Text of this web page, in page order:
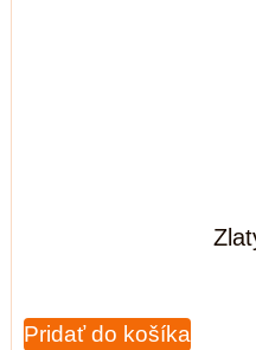
Pridať do košíka